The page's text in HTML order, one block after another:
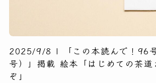
2025/9/8 | 「この本読んで！96
号）」掲載 絵本「はじめての茶道
ぞ」